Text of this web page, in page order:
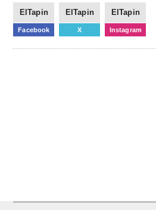
ElTapin
Facebook
ElTapin
X
ElTapin
Instagram